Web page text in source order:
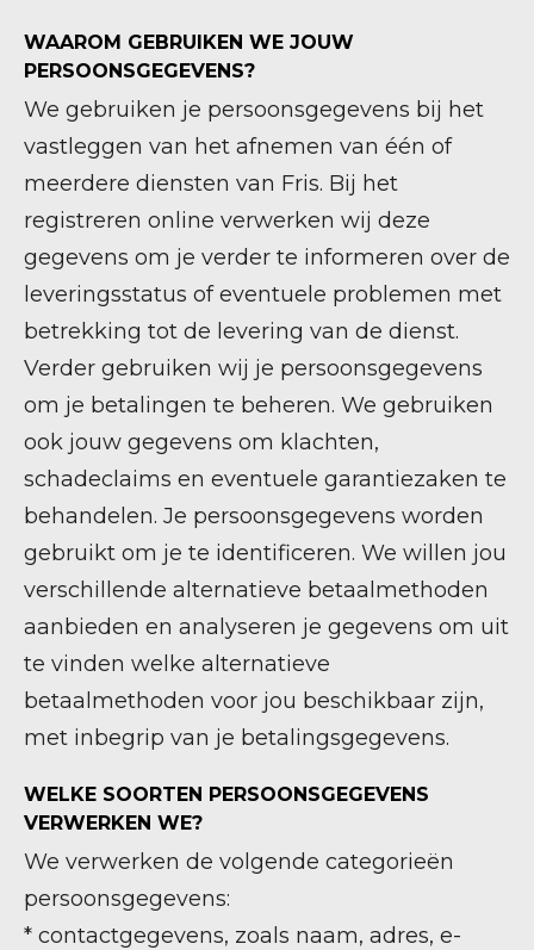
WAAROM GEBRUIKEN WE JOUW
PERSOONSGEGEVENS?
We gebruiken je persoonsgegevens bij het
vastleggen van het afnemen van één of
meerdere diensten van Fris. Bij het
registreren online verwerken wij deze
gegevens om je verder te informeren over de
leveringsstatus of eventuele problemen met
betrekking tot de levering van de dienst.
Verder gebruiken wij je persoonsgegevens
om je betalingen te beheren. We gebruiken
ook jouw gegevens om klachten,
schadeclaims en eventuele garantiezaken te
behandelen. Je persoonsgegevens worden
gebruikt om je te identificeren. We willen jou
verschillende alternatieve betaalmethoden
aanbieden en analyseren je gegevens om uit
te vinden welke alternatieve
betaalmethoden voor jou beschikbaar zijn,
met inbegrip van je betalingsgegevens.
WELKE SOORTEN PERSOONSGEGEVENS
VERWERKEN WE?
We verwerken de volgende categorieën
persoonsgegevens:
* contactgegevens, zoals naam, adres, e-